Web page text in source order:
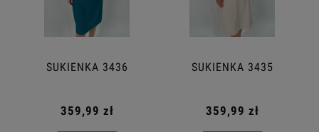
SUKIENKA 3436
359,99 zł
SUKIENKA 3435
359,99 zł